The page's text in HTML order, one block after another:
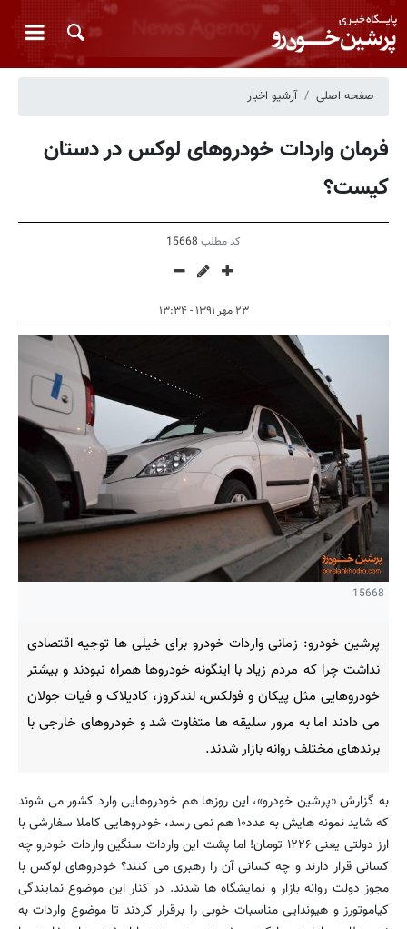
صفحه اصلی آرشیو اخبار
فرمان واردات خودروهای لوکس در دستان
کیست؟
کد مطلب 15668
۲۳ مهر ۱۳۹۱ - ۱۳:۳۴
15668
پرشین خودرو: زمانی واردات خودرو برای خیلی ها توجیه اقتصادی
نداشت چرا که مردم زیاد با اینگونه خودروها همراه نبودند و بیشتر
خودروهایی مثل پیکان و فولکس، لندکروز، کادیلاک و فیات جولان
می دادند اما به مرور سلیقه ها متفاوت شد و خودروهای خارجی با
برندهای مختلف روانه بازار شدند.
به گزارش «پرشین خودرو»، این روزها هم خودروهایی وارد کشور می شوند
که شاید نمونه هایش به عدد۱۰ هم نمی رسد، خودروهایی کاملا سفارشی با
ارز دولتی یعنی ۱۲۲۶ تومان! اما پشت این واردات سنگین واردات خودرو چه
کسانی قرار دارند و چه کسانی آن را رهبری می کنند؟ خودروهای لوکس با
مجوز دولت روانه بازار و نمایشگاه ها شدند. در کنار این موضوع نمایندگی
کیاموتورز و هیوندایی مناسبات خوبی را برقرار کردند تا موضوع واردات به